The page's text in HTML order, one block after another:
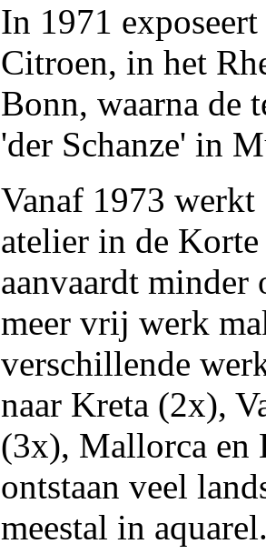
In 1971
Citroen, in het
Bonn, waarna de
'der Schanze' in
Vanaf 1973
atelier in de
aanvaardt minder
meer vrij werk
verschillende
naar Kreta (2x),
(3x), Mallorca en
ontstaan veel
meestal in